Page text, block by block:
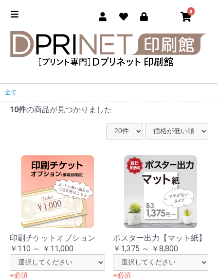
0
全て
10件の商品が見つかりました
印刷チケットオプション
￥110 ～ ￥11,000
※必須
ポスター出力【マット紙】
￥1,375 ～ ￥8,800
※必須